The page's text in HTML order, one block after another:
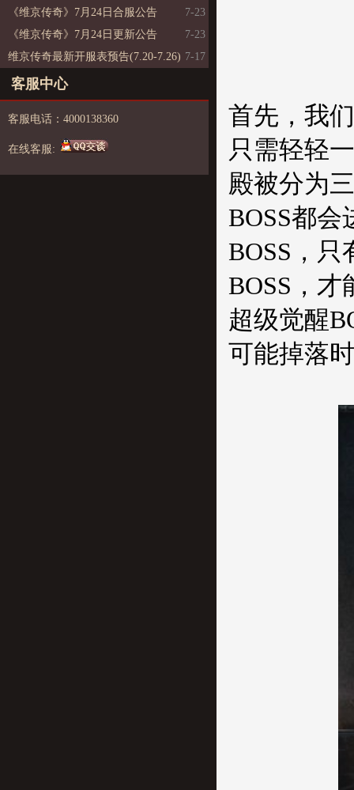
《维京传奇》7月24日合服公告
7-23
《维京传奇》7月24日更新公告
7-23
维京传奇最新开服表预告(7.20-7.26) 7-17
客服中心
客服电话：4000138360
在线客服:
首先，我
只需轻轻
殿被分为
BOSS都
BOSS，
BOSS，
超级觉醒
可能掉落